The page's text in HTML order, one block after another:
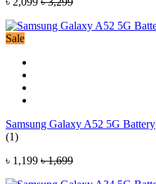
Sale
Samsung Galaxy A52 5G Battery
(1)
৳ 1,199 ৳ 1,699